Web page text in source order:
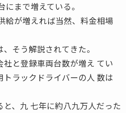
まで増えている。
給が増えれば当然、料金相場
そう解説されてきた。
社と登録車両台数が増え てい
ラックドライバーの人 数は
、九 七年に約八九万人だった